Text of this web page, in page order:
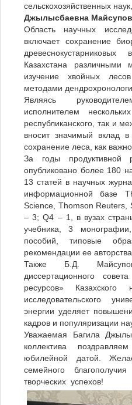
сельскохозяйственных
Джылысбаевна
Область научных
включает сохранение
Казахстана различными
изучение хвойных
методами
Являясь
исполнителем
республиканского, так и
вносит значимый вклад
сохранение леса, как
За годы продуктивной
опубликовано более 180
13 статей в научных
информационной базе
Science, Thomson Reuters,
– 3; Q4 – 1, в вузах
учебника, 3
пособий, типовые
рекомендации ее авторства.
Также Б.Д.
диссертационного
ресурсов» Казахского
исследовательского
энергии уделяет
кадров и популяризации
Уважаемая Багила
коллектива
юбилейной датой.
семейного
творческих успехов!